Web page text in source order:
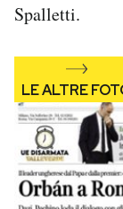
Spalletti.